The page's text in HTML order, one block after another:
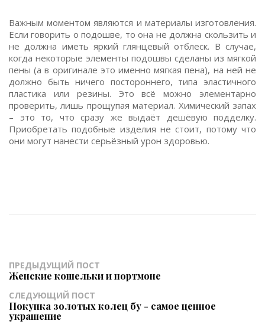
Важным моментом являются и материалы изготовления.
Если говорить о подошве, то она не должна скользить и
не должна иметь яркий глянцевый отблеск. В случае,
когда некоторые элементы подошвы сделаны из мягкой
пены (а в оригинале это именно мягкая пена), на ней не
должно быть ничего постороннего, типа эластичного
пластика или резины. Это всё можно элементарно
проверить, лишь прощупая материал. Химический запах
– это то, что сразу же выдаёт дешёвую подделку.
Приобретать подобные изделия не стоит, потому что
они могут нанести серьёзный урон здоровью.
ПРЕДЫДУЩИЙ ПОСТ
Женские кошельки и портмоне
СЛЕДУЮЩИЙ ПОСТ
Покупка золотых колец бу - самое ценное
украшение